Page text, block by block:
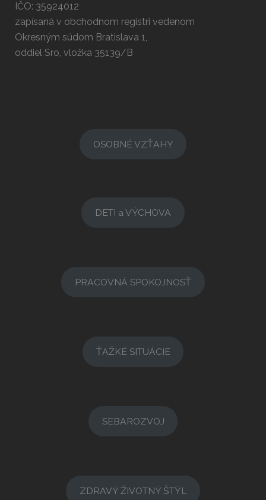
IČO: 35924012
zapísaná v obchodnom registri vedenom
Okresným súdom Bratislava 1,
oddiel Sro, vložka 35139/B
OSOBNÉ VZŤAHY
DETI a VÝCHOVA
PRACOVNÁ SPOKOJNOSŤ
ŤAŽKÉ SITUÁCIE
SEBAROZVOJ
ZDRAVÝ ŽIVOTNÝ ŠTÝL